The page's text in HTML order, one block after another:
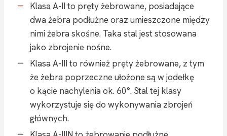
Klasa A-II to pręty żebrowane, posiadające
dwa żebra podłużne oraz umieszczone między
nimi żebra skośne. Taka stal jest stosowana
jako zbrojenie nośne.
Klasa A-III to również pręty żebrowane, z tym
że żebra poprzeczne ułożone są w jodełkę
o kącie nachylenia ok. 60°. Stal tej klasy
wykorzystuje się do wykonywania zbrojeń
głównych.